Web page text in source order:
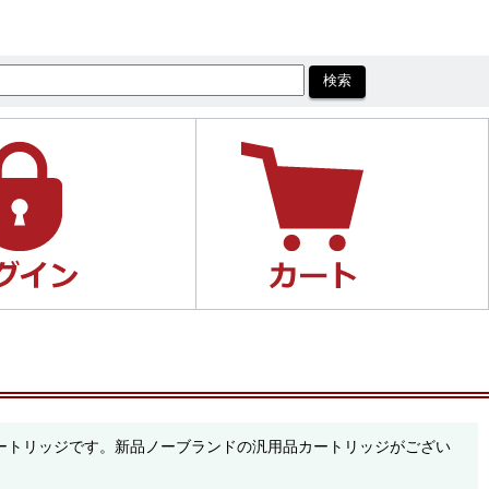
リッジです。新品ノーブランドの汎用品カートリッジがござい